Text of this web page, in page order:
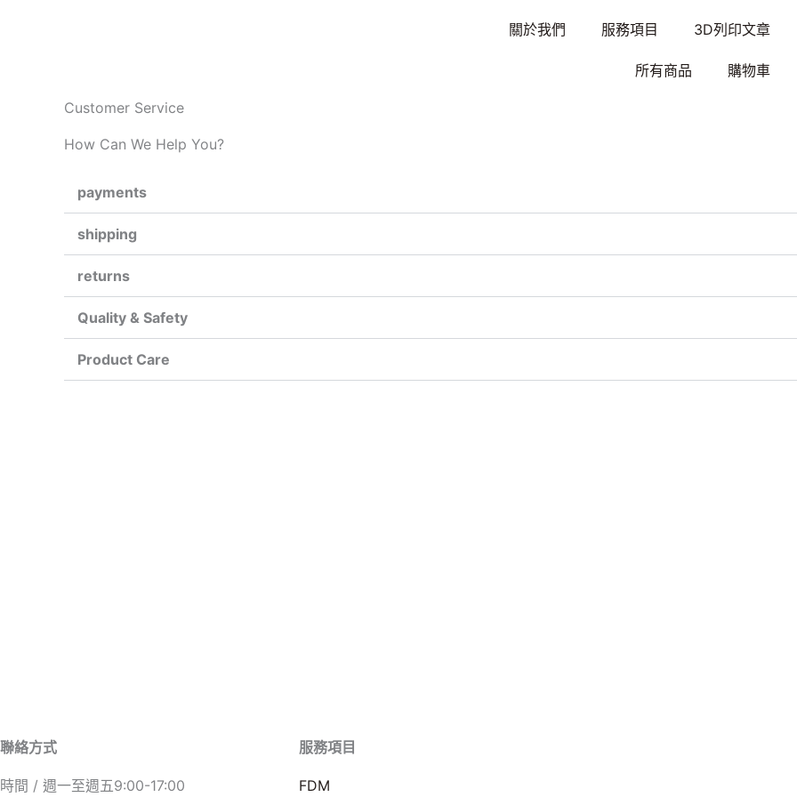
關於我們 服務項目 3D列印文章
所有商品 購物車
Customer Service
How Can We Help You?
payments
shipping
returns
Quality & Safety
Product Care
聯絡方式
時間 / 週一至週五9:00-17:00
服務項目
FDM